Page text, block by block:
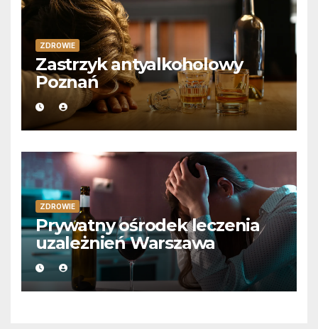
ZDROWIE
Zastrzyk antyalkoholowy
Poznań
ZDROWIE
Prywatny ośrodek leczenia
uzależnień Warszawa